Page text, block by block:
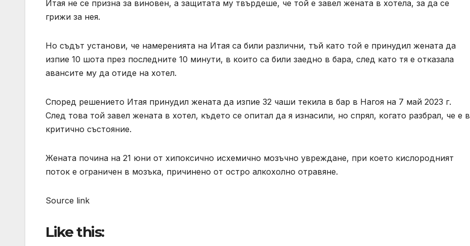
Итая не се призна за виновен, а защитата му твърдеше, че той е завел жената в хотела, за да се
грижи за нея.
Но съдът установи, че намеренията на Итая са били различни, тъй като той е принудил жената да
изпие 10 шота през последните 10 минути, в които са били заедно в бара, след като тя е отказала
авансите му да отиде на хотел.
Според решението Итая принудил жената да изпие 32 чаши текила в бар в Нагоя на 7 май 2023 г.
След това той завел жената в хотел, където се опитал да я изнасили, но спрял, когато разбрал, че е в
критично състояние.
Жената почина на 21 юни от хипоксично исхемично мозъчно увреждане, при което кислородният
поток е ограничен в мозъка, причинено от остро алкохолно отравяне.
Source link
Like this: